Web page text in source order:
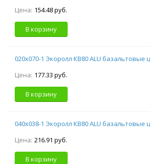
Цена: 154.48 руб.
В корзину
020х070-1 Экоролл КВ80 ALU базальтовые
Цена: 177.33 руб.
В корзину
040х038-1 Экоролл КВ80 ALU базальтовые
Цена: 216.91 руб.
В корзину